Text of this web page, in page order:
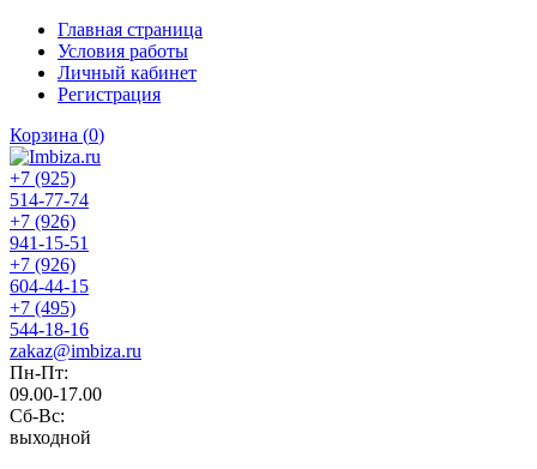
Главная страница
Условия работы
Личный кабинет
Регистрация
Корзина (0)
+7 (925)
514-77-74
+7 (926)
941-15-51
+7 (926)
604-44-15
+7 (495)
544-18-16
zakaz@imbiza.ru
Пн-Пт:
09.00-17.00
Сб-Вс:
выходной